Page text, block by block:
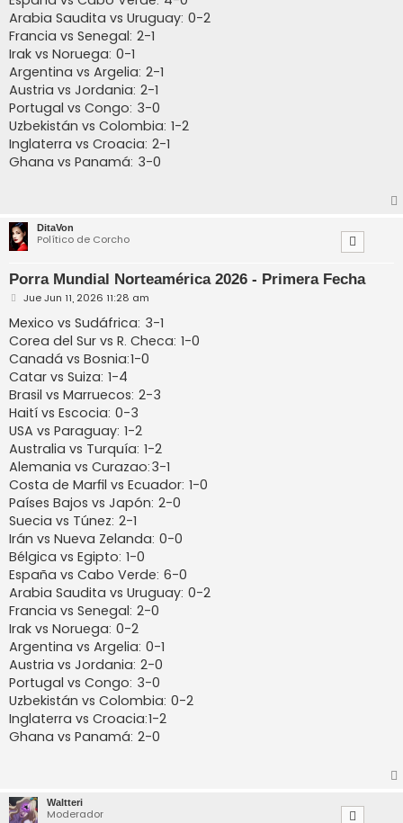
Arabia Saudita vs Uruguay: 0-2
Francia vs Senegal: 2-1
Irak vs Noruega: 0-1
Argentina vs Argelia: 2-1
Austria vs Jordania: 2-1
Portugal vs Congo: 3-0
Uzbekistán vs Colombia: 1-2
Inglaterra vs Croacia: 2-1
Ghana vs Panamá: 3-0
DitaVon
Político de Corcho
Porra Mundial Norteamérica 2026 - Primera Fecha
M
n
s
a
j
e
Jue Jun 11, 2026 11:28 am
Mexico vs Sudáfrica: 3-1
Corea del Sur vs R. Checa: 1-0
Canadá vs Bosnia:1-0
Catar vs Suiza: 1-4
Brasil vs Marruecos: 2-3
Haití vs Escocia: 0-3
USA vs Paraguay: 1-2
Australia vs Turquía: 1-2
Alemania vs Curazao:3-1
Costa de Marfil vs Ecuador: 1-0
Países Bajos vs Japón: 2-0
Suecia vs Túnez: 2-1
Irán vs Nueva Zelanda: 0-0
Bélgica vs Egipto: 1-0
España vs Cabo Verde: 6-0
Arabia Saudita vs Uruguay: 0-2
Francia vs Senegal: 2-0
Irak vs Noruega: 0-2
Argentina vs Argelia: 0-1
Austria vs Jordania: 2-0
Portugal vs Congo: 3-0
Uzbekistán vs Colombia: 0-2
Inglaterra vs Croacia:1-2
Ghana vs Panamá: 2-0
Waltteri
Moderador